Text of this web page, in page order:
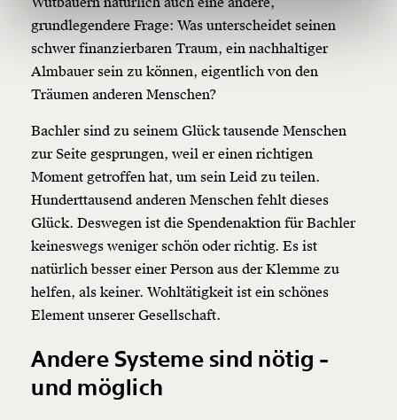
150€ €
Ich möchte meine Spende verschenken.
Du erhältst eine E-Mail mit deiner
ausdrucken oder weiterleiten und verschenken
Weiter
1/3
grundlegendere Frage: Was unterscheidet seinen
schwer finanzierbaren Traum, ein nachhaltiger
Almbauer sein zu können, eigentlich von den
Träumen anderen Menschen?
Bachler sind zu seinem Glück tausende Menschen
zur Seite gesprungen, weil er einen richtigen
Moment getroffen hat, um sein Leid zu teilen.
Hunderttausend anderen Menschen fehlt dieses
Glück. Deswegen ist die Spendenaktion für Bachler
keineswegs weniger schön oder richtig. Es ist
natürlich besser einer Person aus der Klemme zu
helfen, als keiner. Wohltätigkeit ist ein schönes
Element unserer Gesellschaft.
Andere Systeme sind nötig -
und möglich